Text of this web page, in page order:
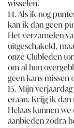
wisselen.
14. Als ik nog
kan ik dan geen
Het verzamelen
uitgeschakeld,
onze Clubleden
om al hun
geen kans missen
15. Mijn
eraan. Krijg ik dan
Helaas kunnen
aanbieden zodra